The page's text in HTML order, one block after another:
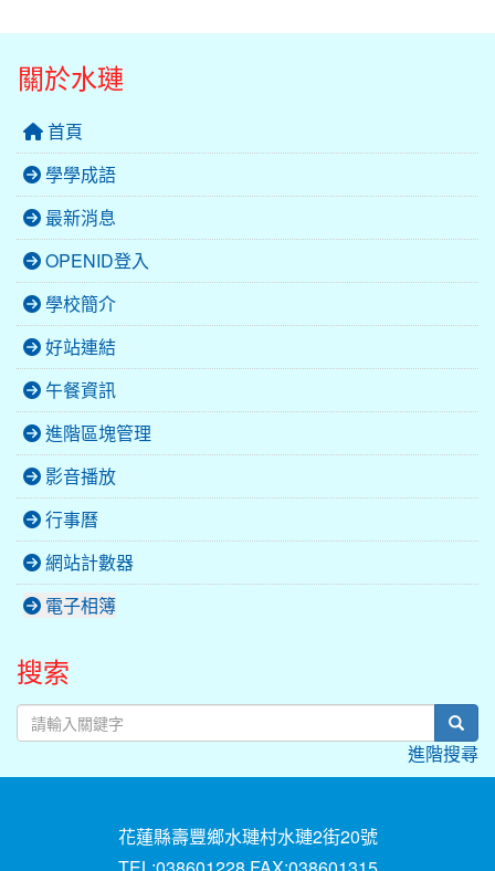
關於水璉
首頁
學學成語
最新消息
OPENID登入
學校簡介
好站連結
午餐資訊
進階區塊管理
影音播放
行事曆
網站計數器
電子相簿
搜索
進階搜尋
花蓮縣壽豐鄉水璉村水璉2街20號